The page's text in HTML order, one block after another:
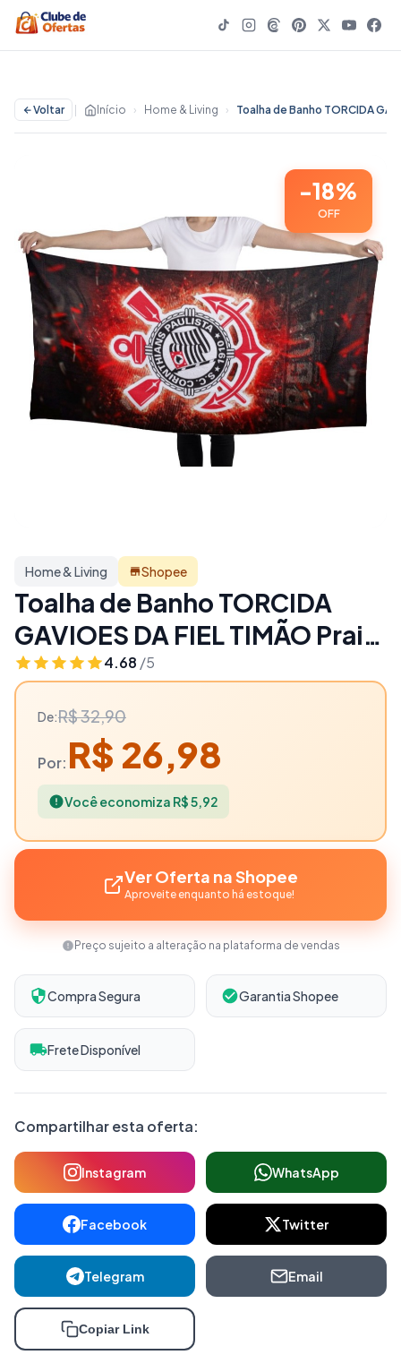
Voltar Início › Home & Living ›
-18%
OFF
Home & Living Shopee
Toalha de Banho TORCIDA
GAVIOES DA FIEL TIMÃO Praia
Piscina Felpa Estampada -
18% OFF | Home & Living
4.68 /5
De:R$ 32,90
Por: R$ 26,98
Você economiza R$ 5,92
Ver Oferta na Shopee
Aproveite enquanto há estoque!
Preço sujeito a alteração na plataforma de vendas
Compra Segura Garantia Shopee
Frete Disponível
Compartilhar esta oferta:
Instagram WhatsApp
Facebook Twitter
Telegram Email
Copiar Link